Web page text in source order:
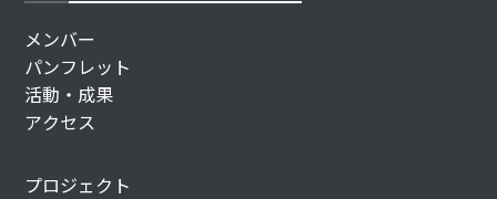
メンバー
パンフレット
活動・成果
アクセス
プロジェクト